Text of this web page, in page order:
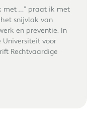
met …” praat ik met
snijvlak van
en preventie. In
Universiteit voor
Rechtvaardige